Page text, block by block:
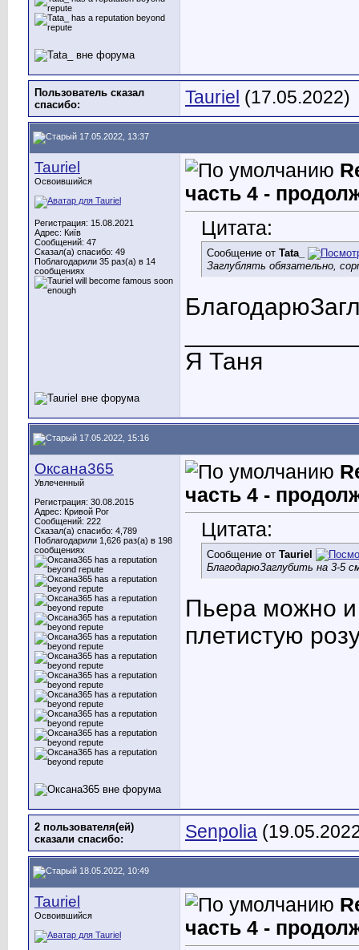
Пользователь сказал
cпасибо:
Tauriel (17.05.2022)
17.05.2022, 13:37
Tauriel
Освоившийся
Регистрация: 15.08.2021
Адрес: Київ
Сообщений: 47
Сказал(а) спасибо: 49
Поблагодарили 35 раз(а) в 14
сообщениях
часть 4 -
Цитата:
Сообщение от Tata_
Заглублять обязательно,
Благодарю
Я Таня
17.05.2022, 15:16
Оксана365
Увлеченный
Регистрация: 30.08.2015
Адрес: Кривой Рог
Сообщений: 222
Сказал(а) спасибо: 4,789
Поблагодарили 1,626 раз(а) в 198
сообщениях
часть 4 -
Цитата:
Сообщение от Tauriel
БлагодарюЗаглубить на 3-5
Пьера можно и
плетистую
2 пользователя(ей)
сказали cпасибо:
Senpolia
18.05.2022, 10:49
Tauriel
Освоившийся
часть 4 -